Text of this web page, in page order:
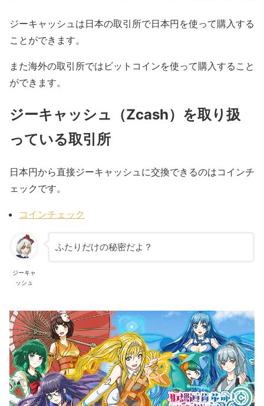
ジーキャッシュは日本の取引所で日本円を使って購入する
ことができます。
また海外の取引所ではビットコインを使って購入すること
ができます。
ジーキャッシュ（Zcash）を取り扱
っている取引所
日本円から直接ジーキャッシュに交換できるのはコインチ
ェックです。
コインチェック
ジーキャ
ッシュ
ふたりだけの秘密だよ？